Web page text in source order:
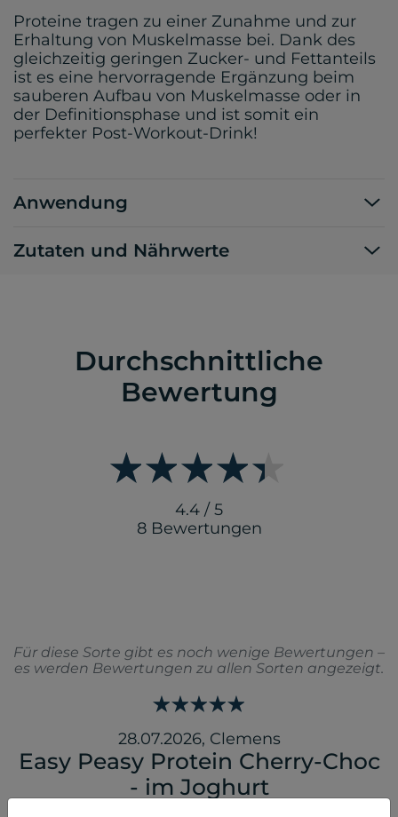
Proteine tragen zu einer Zunahme und zur
Erhaltung von Muskelmasse bei. Dank des
gleichzeitig geringen Zucker- und Fettanteils
ist es eine hervorragende Ergänzung beim
sauberen Aufbau von Muskelmasse oder in
der Definitionsphase und ist somit ein
perfekter Post-Workout-Drink!
Anwendung
Zutaten und Nährwerte
Durchschnittliche
Bewertung
4.4 / 5
8 Bewertungen
Für diese Sorte gibt es noch wenige Bewertungen –
es werden Bewertungen zu allen Sorten angezeigt.
28.07.2026, Clemens
Easy Peasy Protein Cherry-Choc
- im Joghurt